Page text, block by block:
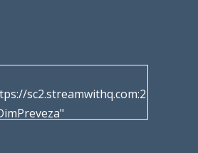
sc2.streamwithq.com:2